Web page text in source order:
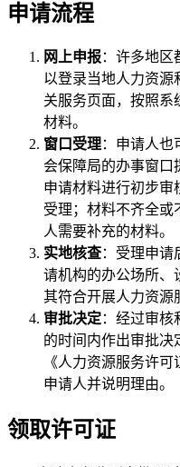
申请流程
网上申报：许多地区
以登录当地人力资源
关服务页面，按照系
材料。
窗口受理：申请人也
会保障局的办事窗口
申请材料进行初步审
受理；材料不齐全或
人需要补充的材料。
实地核查：受理申请
请机构的办公场所、
其符合开展人力资源
审批决定：经过审核
的时间内作出审批决
《人力资源服务许
申请人并说明理由。
领取许可证